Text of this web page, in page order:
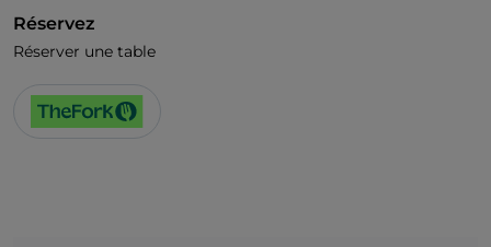
Réservez
Réserver une table